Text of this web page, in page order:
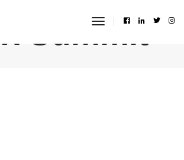
toggle
Summit